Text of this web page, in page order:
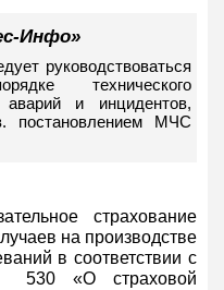
Инфо»
руководствоваться
технического
аварий и инцидентов,
постановлением МЧС
страхование
на производстве
в соответствии с
«О страховой